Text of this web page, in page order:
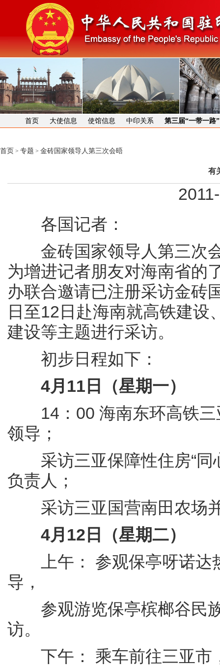
首页 大使信息 使馆信息 中印关系 第三届“一带一路
首页 > 专题 > 金砖国家领导人第三次会晤
有
各国记者：
金砖国家领导人第三次会
为增进记者朋友对海南省的
办联合邀请已注册采访金砖
日至12日赴海南就高铁建设
建设等主题进行采访。
初步日程如下：
4月11日（星期一）
14：00 海南东环高铁三
领导；
采访三亚保障性住房“同
负责人；
采访三亚国营南田农场
4月12日（星期二）
上午： 参观保亭呀诺达
导，
参观游览保亭槟榔谷民族
访。
下午： 乘车前往三亚市